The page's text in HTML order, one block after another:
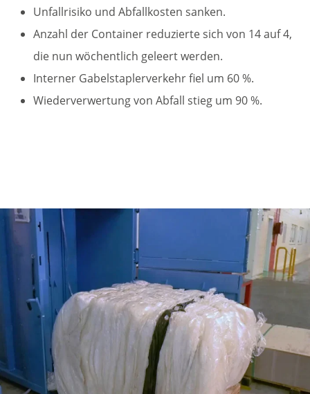
Unfallrisiko und Abfallkosten sanken.
Anzahl der Container reduzierte sich von 14 auf 4,
die nun wöchentlich geleert werden.
Interner Gabelstaplerverkehr fiel um 60 %.
Wiederverwertung von Abfall stieg um 90 %.